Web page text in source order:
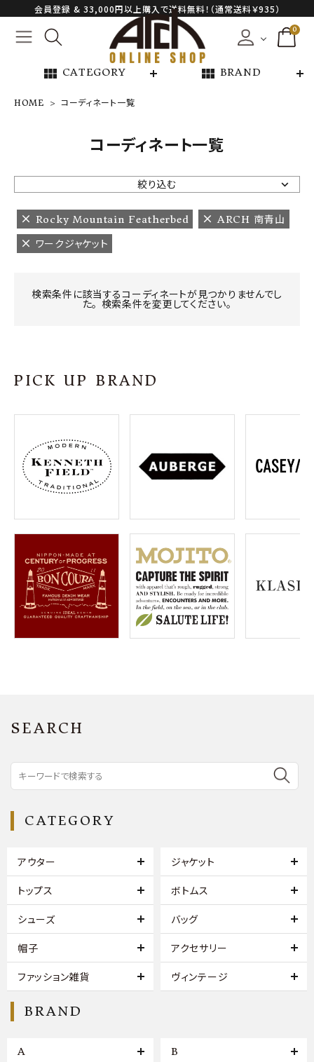
会員登録 & 33,000円以上購入で送料無料！（通常送料￥935）
0
view_module CATEGORY view_module BRAND
NEW ARRIVAL
ARCH EXCLUSIVE
BRAND
CATEGORY
プライバシーポリシー
特定商取引法について
お問い合わせ
OFFICIAL WEB SITE
meeting_room ログイン 会員登録
HOME コーディネート一覧
コーディネート一覧
絞り込む
Rocky Mountain Featherbed
ARCH 南青山
ワークジャケット
検索条件に該当するコーディネートが見つかりませんでし
た。 検索条件を変更してください。
PICK UP BRAND
SEARCH
CATEGORY
アウター ジャケット
トップス ボトムス
シューズ バッグ
帽子 アクセサリー
ファッション雑貨 ヴィンテージ
BRAND
A B